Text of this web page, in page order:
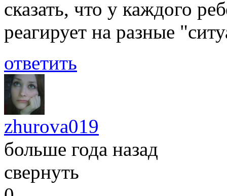
сказать, что у каждого
реагирует на разные
ответить
zhurova019
больше года назад
свернуть